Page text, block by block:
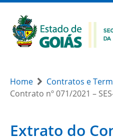
Home Contratos e
Contrato nº 071/2021 –
Extrato do